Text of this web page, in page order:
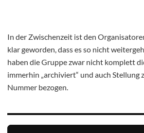
In der Zwischenzeit ist den
klar geworden, dass es so nicht
haben die Gruppe zwar nicht komplett
immerhin „archiviert“ und auch Stellung
Nummer bezogen.